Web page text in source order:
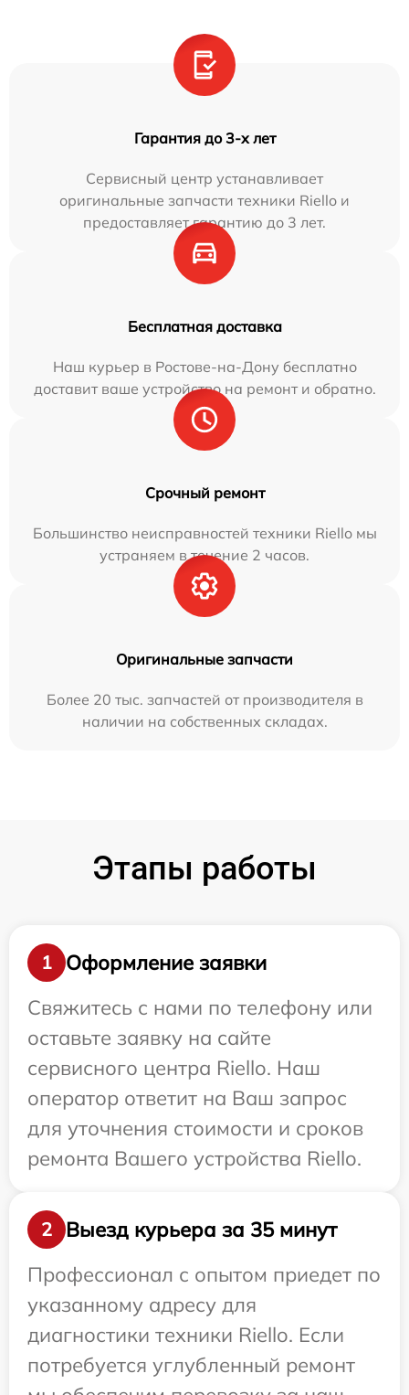
Гарантия до 3-х лет
Сервисный центр устанавливает
оригинальные запчасти техники Riello и
предоставляет гарантию до 3 лет.
Бесплатная доставка
Наш курьер в Ростове-на-Дону бесплатно
доставит ваше устройство на ремонт и обратно.
Срочный ремонт
Большинство неисправностей техники Riello мы
устраняем в течение 2 часов.
Оригинальные запчасти
Более 20 тыс. запчастей от производителя в
наличии на собственных складах.
Этапы работы
1
Оформление заявки
Свяжитесь с нами по телефону или
оставьте заявку на сайте
сервисного центра Riello. Наш
оператор ответит на Ваш запрос
для уточнения стоимости и сроков
ремонта Вашего устройства Riello.
2
Выезд курьера за 35 минут
Профессионал с опытом приедет по
указанному адресу для
диагностики техники Riello. Если
потребуется углубленный ремонт